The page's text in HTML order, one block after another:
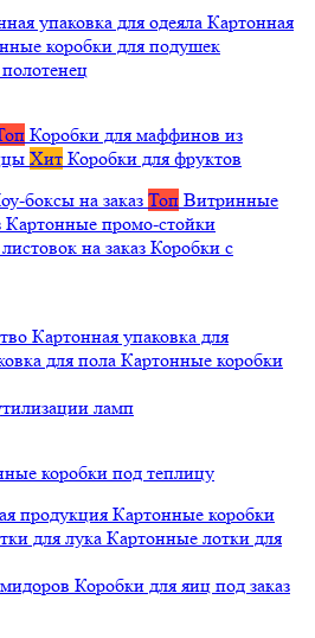
упаковка для одеяла Картонная
коробки для подушек
Коробки для маффинов из
Хит Коробки для фруктов
боксы на заказ Топ Витринные
Картонные промо-стойки
на заказ Коробки с
Картонная упаковка для
для пола Картонные коробки
ламп
коробки под теплицу
продукция Картонные коробки
для лука Картонные лотки для
Коробки для яиц под заказ